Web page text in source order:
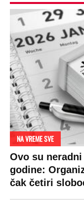
NA VREME SVE
Ovo su
godine:
čak četiri